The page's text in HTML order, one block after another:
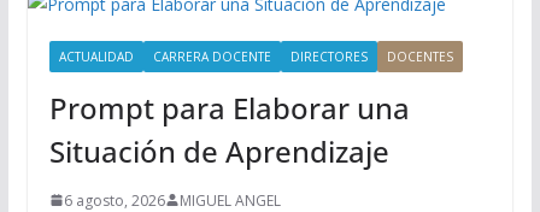
ACTUALIDAD CARRERA DOCENTE DIRECTORES DOCENTES
Prompt para Elaborar una
Situación de Aprendizaje
6 agosto, 2026 MIGUEL ANGEL